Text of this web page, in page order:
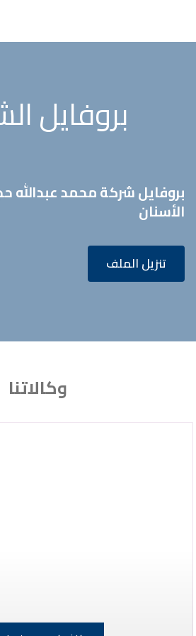
بروفايل
بروفايل شركة محمد عبدالله
الأسنان
تنزيل الملف
وكالاتنا